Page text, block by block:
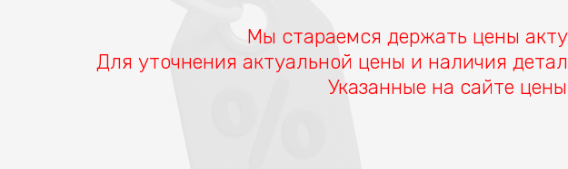
Мы стараемся держать цены
Для уточнения актуальной цены и наличия
Указанные на сайте